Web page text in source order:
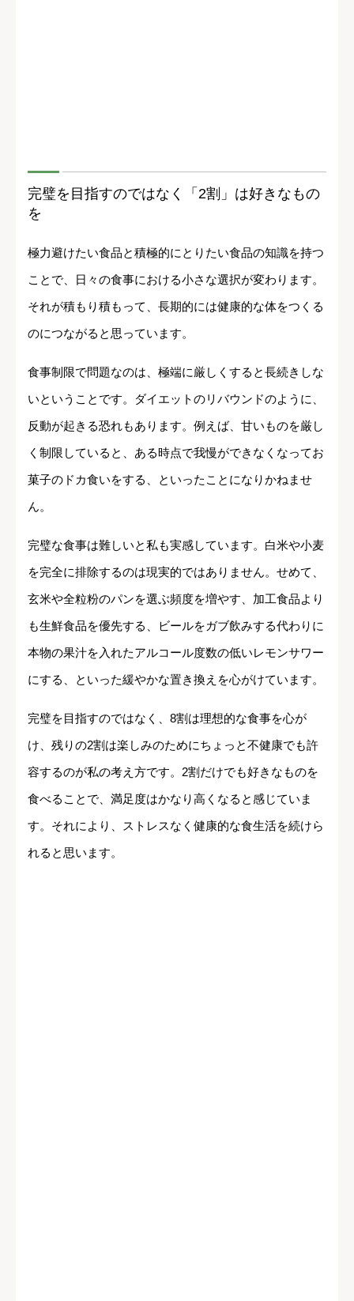
完璧を目指すのではなく「2割」は好きなもの
を
極力避けたい食品と積極的にとりたい食品の知識を持つ
ことで、日々の食事における小さな選択が変わります。
それが積もり積もって、長期的には健康的な体をつくる
のにつながると思っています。
食事制限で問題なのは、極端に厳しくすると長続きしな
いということです。ダイエットのリバウンドのように、
反動が起きる恐れもあります。例えば、甘いものを厳し
く制限していると、ある時点で我慢ができなくなってお
菓子のドカ食いをする、といったことになりかねませ
ん。
完璧な食事は難しいと私も実感しています。白米や小麦
を完全に排除するのは現実的ではありません。せめて、
玄米や全粒粉のパンを選ぶ頻度を増やす、加工食品より
も生鮮食品を優先する、ビールをガブ飲みする代わりに
本物の果汁を入れたアルコール度数の低いレモンサワー
にする、といった緩やかな置き換えを心がけています。
完璧を目指すのではなく、8割は理想的な食事を心が
け、残りの2割は楽しみのためにちょっと不健康でも許
容するのが私の考え方です。2割だけでも好きなものを
食べることで、満足度はかなり高くなると感じていま
す。それにより、ストレスなく健康的な食生活を続けら
れると思います。